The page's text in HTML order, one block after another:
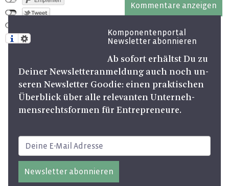
Kommentare anzeigen
Komponentenportal
Newsletter abonnieren
Ab so­fort er­hältst Du zu
Dei­ner News­let­ter­an­mel­dung auch noch un­
se­ren News­let­ter Goo­die: einen prak­ti­schen
Über­blick über alle re­le­van­ten Un­ter­neh­
mens­rechts­for­men für En­tre­pre­neu­re.
Newsletter abonnieren